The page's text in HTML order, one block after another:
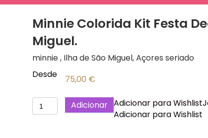
Minnie Colorida Kit Festa
Miguel.
minnie , Ilha de São Miguel, Açores seriado
Desde
75,00 €
Quantidade
de
Adicionar Adicionar para Wishlist
Adicionar para Wishlist